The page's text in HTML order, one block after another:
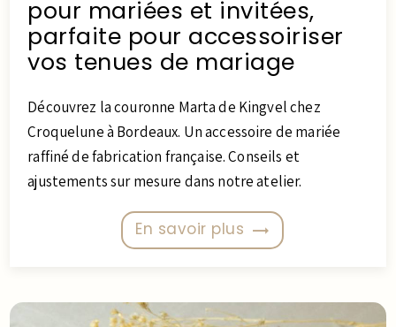
pour mariées et invitées,
parfaite pour accessoiriser
vos tenues de mariage
Découvrez la couronne Marta de Kingvel chez
Croquelune à Bordeaux. Un accessoire de mariée
raffiné de fabrication française. Conseils et
ajustements sur mesure dans notre atelier.
En savoir plus